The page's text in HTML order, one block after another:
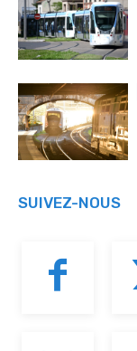
SUIVEZ-NOUS